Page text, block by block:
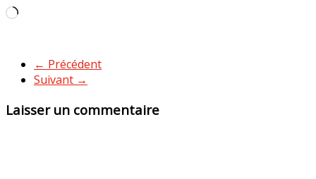
Chargement…
← Précédent
Suivant →
Laisser un commentaire